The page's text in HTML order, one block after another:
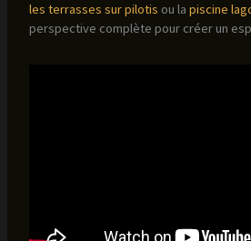
les terrasses sur pilotis ou la piscine
perspective complète pour créer un